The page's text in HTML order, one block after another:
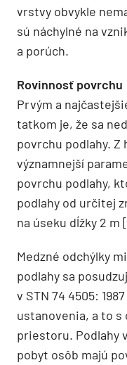
vrstvy obvykle
sú náchylné na
a porúch.
Rovinnosť povrchu
Prvým a
tatkom je, že sa
povrchu podlahy. Z
významnejší
povrchu podlahy,
podlahy od určitej
na úseku dĺžky 2 m
Medzné odchýlky
podlahy sa
v STN 74 4505:
ustanovenia, a to
priestoru. Podlahy
pobyt osôb majú